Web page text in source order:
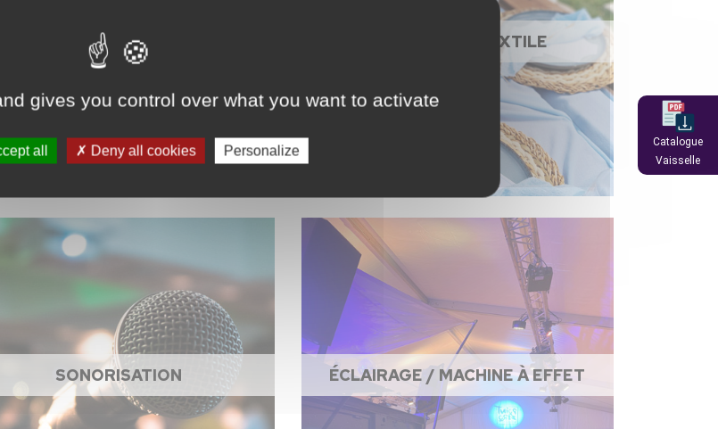
ACCESSOIRES DE CUISINE NAPPAGE ET TEXTILE
SONORISATION ÉCLAIRAGE / MACHINE À EFFET
Catalogue
Vaisselle
gives you control over what you want to activate
all Deny all cookies Personalize